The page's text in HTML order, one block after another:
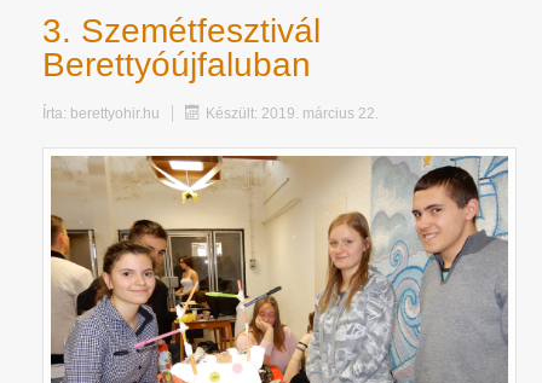
3. Szemétfesztivál
Berettyóújfaluban
Írta: berettyohir.hu Készült: 2019. március 22.